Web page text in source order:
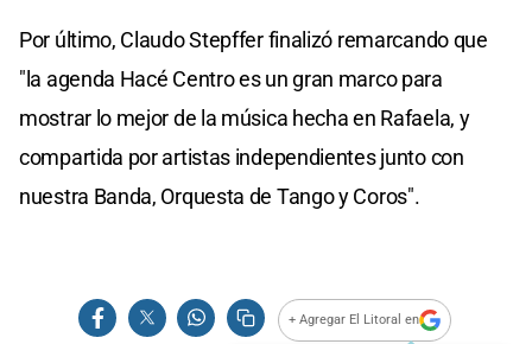
Por último, Claudo Stepffer finalizó remarcando que
"la agenda Hacé Centro es un gran marco para
mostrar lo mejor de la música hecha en Rafaela, y
compartida por artistas independientes junto con
nuestra Banda, Orquesta de Tango y Coros".
+ Agregar El Litoral en